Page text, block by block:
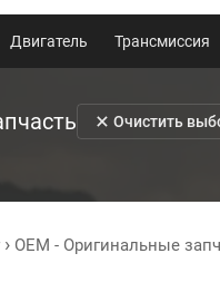
Двигатель Трансмиссия
Очистить
OEM - Оригинальные